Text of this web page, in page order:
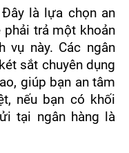
là lựa chọn an
phải trả một khoản
vụ này. Các ngân
sắt chuyên dụng
giúp bạn an tâm
nếu bạn có khối
tại ngân hàng là